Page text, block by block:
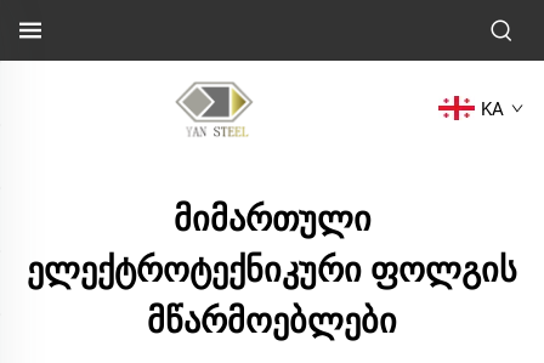
KA
მიმართული
ელექტროტექნიკური ფოლგის
მწარმოებლები